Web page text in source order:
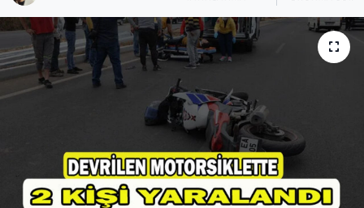
Teknoloji
Kültür - Sanat
Haber Arşivi